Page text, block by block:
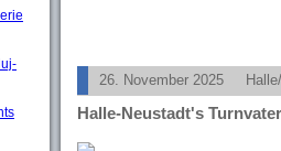
26. November 2025
Halle-Neustadt's